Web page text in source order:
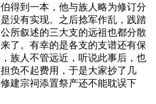
得到一本，他与族人略为修订分
没有实现。之后捻军作乱，践踏
所叙述的三大支的远祖也都分散
了。有幸的是各支的支谱还有保
族人不管远近，听说此事后，也
负不起费用，于是大家抄了几
建宗祠添置祭产还不能耽误下